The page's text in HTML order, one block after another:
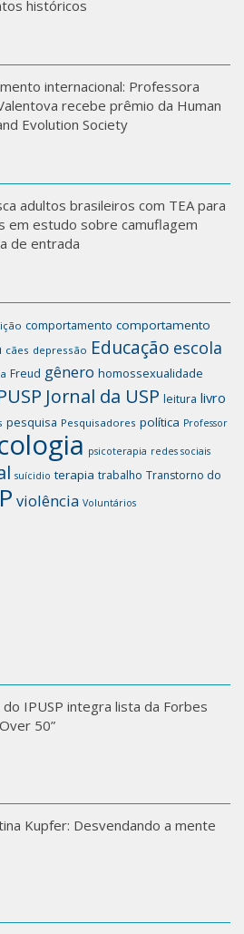
históricos
internacional: Professora
recebe prêmio da Human
Evolution Society
adultos brasileiros com TEA para
em estudo sobre camuflagem
de entrada
comportamento comportamento
cães depressão Educação escola
Freud gênero homossexualidade
Jornal da USP leitura livro
pesquisa Pesquisadores política Professor
psicoterapia redes sociais
suícidio terapia trabalho Transtorno do
violência Voluntários
IPUSP integra lista da Forbes
50”
Kupfer: Desvendando a mente